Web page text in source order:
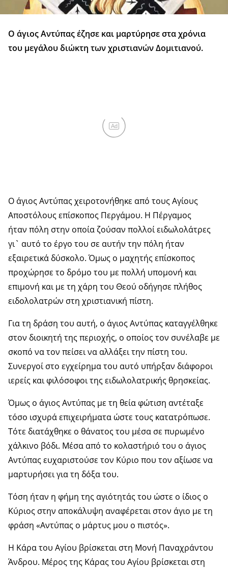
Ο άγιος Αντύπας έζησε και μαρτύρησε στα χρόνια
του μεγάλου διώκτη των χριστιανών Δομιτιανού.
Ad
Ο άγιος Αντύπας χειροτονήθηκε από τους Αγίους
Αποστόλους επίσκοπος Περγάμου. Η Πέργαμος
ήταν πόλη στην οποία ζούσαν πολλοί ειδωλολάτρες
γι` αυτό το έργο του σε αυτήν την πόλη ήταν
εξαιρετικά δύσκολο. Όμως ο μαχητής επίσκοπος
προχώρησε το δρόμο του με πολλή υπομονή και
επιμονή και με τη χάρη του Θεού οδήγησε πλήθος
ειδολολατρών στη χριστιανική πίστη.
Για τη δράση του αυτή, ο άγιος Αντύπας καταγγέλθηκε
στον διοικητή της περιοχής, ο οποίος τον συνέλαβε με
σκοπό να τον πείσει να αλλάξει την πίστη του.
Συνεργοί στο εγχείρημα του αυτό υπήρξαν διάφοροι
ιερείς και φιλόσοφοι της ειδωλολατρικής θρησκείας.
Όμως ο άγιος Αντύπας με τη θεία φώτιση αντέταξε
τόσο ισχυρά επιχειρήματα ώστε τους κατατρόπωσε.
Τότε διατάχθηκε ο θάνατος του μέσα σε πυρωμένο
χάλκινο βόδι. Μέσα από το κολαστήριό του ο άγιος
Αντύπας ευχαριστούσε τον Κύριο που τον αξίωσε να
μαρτυρήσει για τη δόξα του.
Τόση ήταν η φήμη της αγιότητάς του ώστε ο ίδιος ο
Κύριος στην αποκάλυψη αναφέρεται στον άγιο με τη
φράση «Αντύπας ο μάρτυς μου ο πιστός».
Η Κάρα του Αγίου βρίσκεται στη Μονή Παναχράντου
Άνδρου. Μέρος της Κάρας του Αγίου βρίσκεται στη